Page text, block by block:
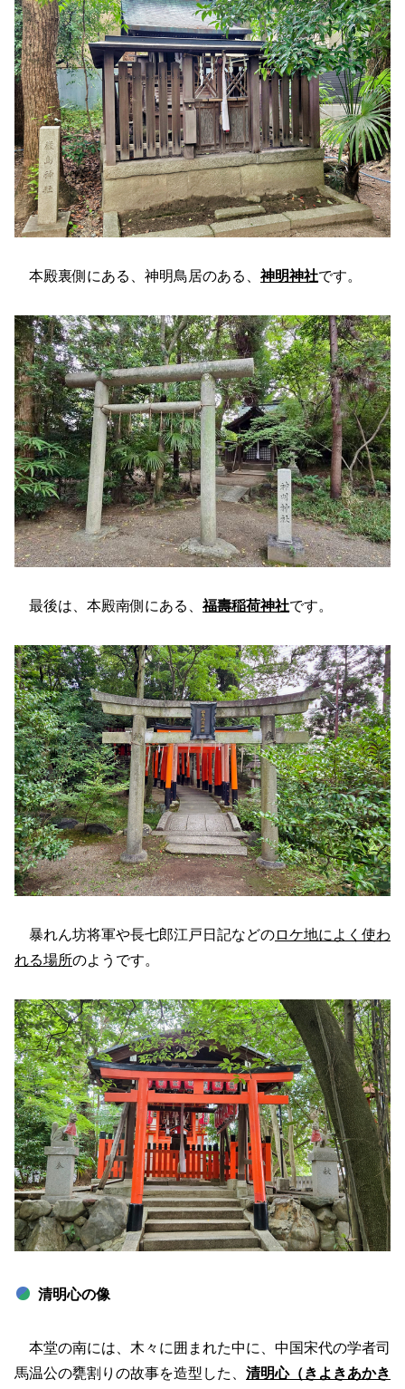
本殿裏側にある、神明鳥居のある、神明神社です。
最後は、本殿南側にある、福壽稲荷神社です。
暴れん坊将軍や長七郎江戸日記などのロケ地によく使わ
れる場所のようです。
清明心の像
本堂の南には、木々に囲まれた中に、中国宋代の学者司
馬温公の甕割りの故事を造型した、 清明心（きよきあかき